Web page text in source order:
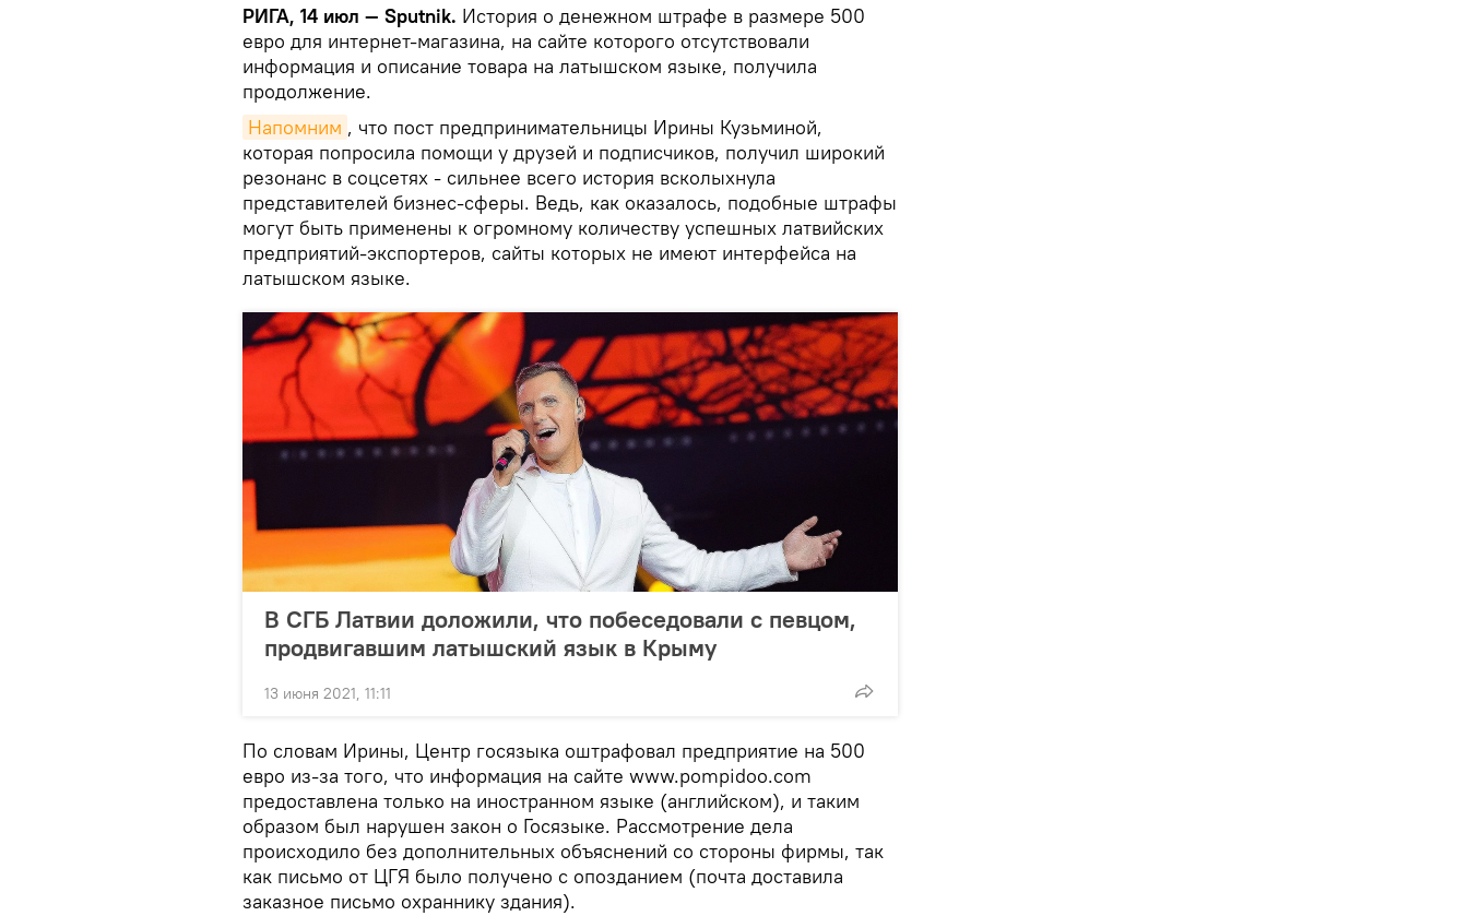
РИГА, 14 июл — Sputnik. История о денежном штрафе в размере 500
евро для интернет-магазина, на сайте которого отсутствовали
информация и описание товара на латышском языке, получила
продолжение.
Напомним , что пост предпринимательницы Ирины Кузьминой,
которая попросила помощи у друзей и подписчиков, получил широкий
резонанс в соцсетях - сильнее всего история всколыхнула
представителей бизнес-сферы. Ведь, как оказалось, подобные штрафы
могут быть применены к огромному количеству успешных латвийских
предприятий-экспортеров, сайты которых не имеют интерфейса на
латышском языке.
В СГБ Латвии доложили, что побеседовали с певцом,
продвигавшим латышский язык в Крыму
13 июня 2021, 11:11
По словам Ирины, Центр госязыка оштрафовал предприятие на 500
евро из-за того, что информация на сайте www.pompidoo.com
предоставлена только на иностранном языке (английском), и таким
образом был нарушен закон о Госязыке. Рассмотрение дела
происходило без дополнительных объяснений со стороны фирмы, так
как письмо от ЦГЯ было получено с опозданием (почта доставила
заказное письмо охраннику здания).